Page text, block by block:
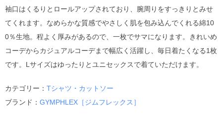
袖口はくるりとロールアップされており、腕周りをすっきりとみせ
てくれます。なめらかな質感でやさしく肌を包み込んでくれる綿10
0％生地。程よく厚みがあるので、一枚でサマになります。きれいめ
コーデからカジュアルコーデまで幅広く活躍し、毎日着たくなる1枚
です。Lサイズはゆったりとユニセックスで着ていただけます。
カテゴリー： Tシャツ・カットソー
ブランド： GYMPHLEX［ジムフレックス］